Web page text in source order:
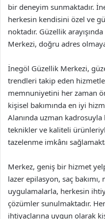
bir deneyim sunmaktadır.
herkesin kendisini özel ve
noktadır. Güzellik
Merkezi, doğru adres
İnegöl Güzellik Merkezi,
trendleri takip eden
memnuniyetini her zaman
kişisel bakımında en iyi
Alanında uzman kadrosuyla
teknikler ve kaliteli
tazelenme imkânı
Merkez, geniş bir hizmet
lazer epilasyon, saç
uygulamalarla, herkesin
çözümler sunulmaktadır.
ihtiyaçlarına uygun olarak